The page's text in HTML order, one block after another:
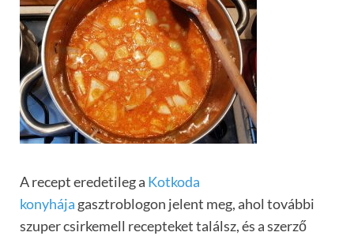
A recept eredetileg a Kotkoda
konyhája gasztroblogon jelent meg, ahol további
szuper csirkemell recepteket találsz, és a szerző